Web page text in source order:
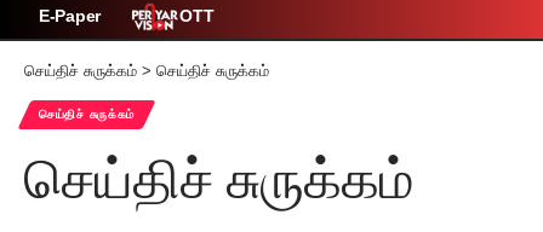
E-Paper OTT
செய்திச் சுருக்கம் > செய்திச் சுருக்கம்
செய்திச் சுருக்கம்
செய்திச் சுருக்கம்